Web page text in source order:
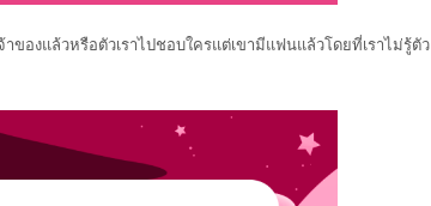
องแล้วหรือตัวเราไปชอบใครแต่เขามีแฟนแล้วโดยที่เราไม่รู้ตัว